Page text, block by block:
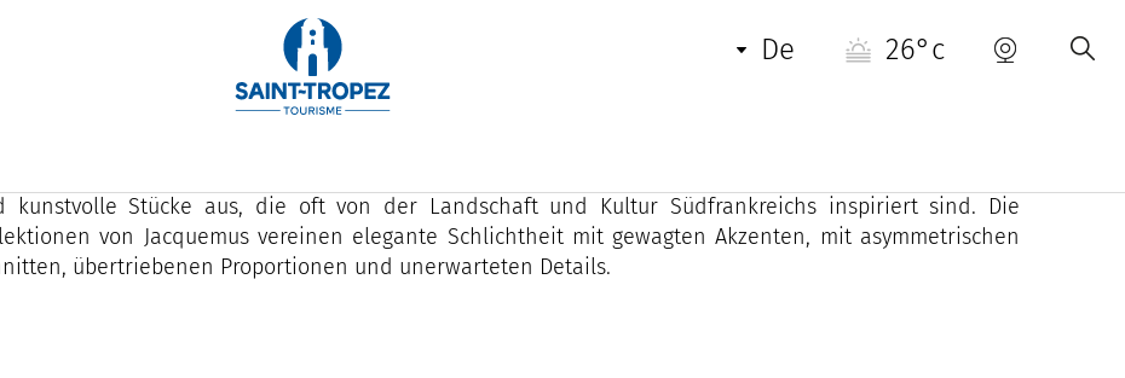
de 26°c
Haus Jacquemus ist eine französische Luxusmarke, die 2009 von Simon Porte Jacquemus gegründet
kunstvolle Stücke aus, die oft von der Landschaft und Kultur Südfrankreichs inspiriert sind. Die
von Jacquemus vereinen elegante Schlichtheit mit gewagten Akzenten, mit asymmetrischen
übertriebenen Proportionen und unerwarteten Details.